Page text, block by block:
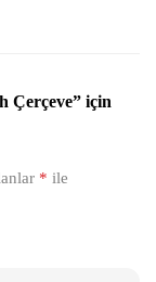
Çerçeve” için
* ile